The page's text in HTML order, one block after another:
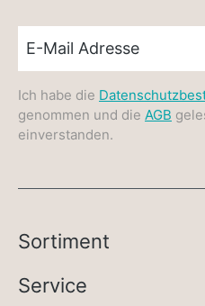
Ich habe die
genommen und die AGB
einverstanden.
Sortiment
Service